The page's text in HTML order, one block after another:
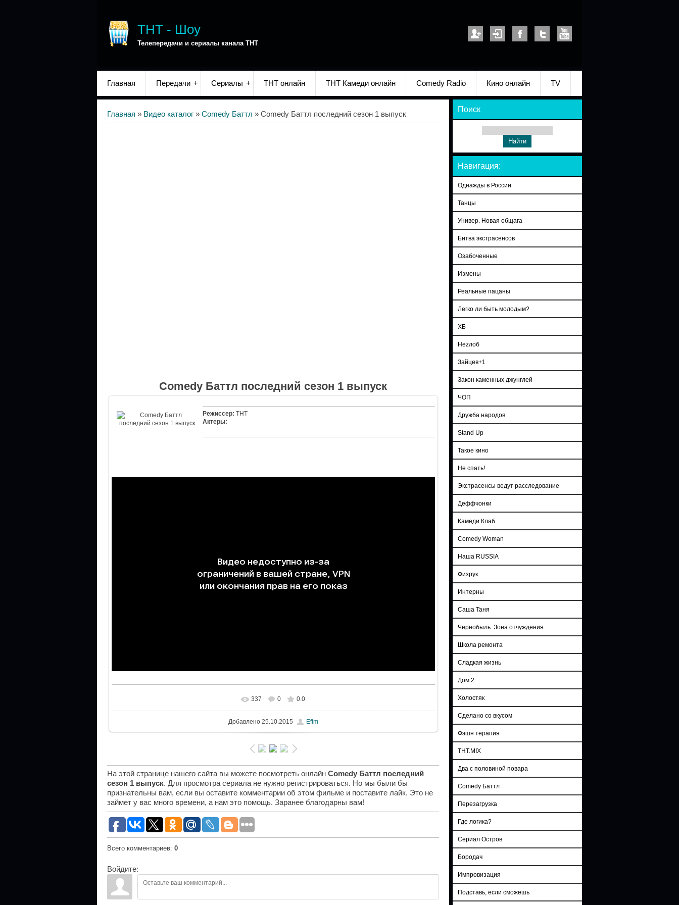
ТНТ - Шоу
Телепередачи и сериалы канала ТНТ
Главная Передачи Сериалы ТНТ онлайн ТНТ Камеди онлайн Comedy Radio Кино онлайн TV
Главная » Видео каталог » Comedy Баттл » Comedy Баттл последний сезон 1 выпуск
Comedy Баттл последний сезон 1 выпуск
Режиссер: ТНТ
Актеры:
337 0 0.0
Добавлено25.10.2015 Efim
На этой странице нашего сайта вы можете посмотреть онлайн Comedy Баттл последний
сезон 1 выпуск. Для просмотра сериала не нужно регистрироваться. Но мы были бы
признательны вам, если вы оставите комментарии об этом фильме и поставите лайк. Это не
займет у вас много времени, а нам это помощь. Заранее благодарны вам!
Всего комментариев: 0
Войдите:
Поиск
Навигация:
Однажды в России
Танцы
Универ. Новая общага
Битва экстрасенсов
Озабоченные
Измены
Реальные пацаны
Легко ли быть молодым?
ХБ
Неzлоб
Зайцев+1
Закон каменных джунглей
ЧОП
Дружба народов
Stand Up
Такое кино
Не спать!
Экстрасенсы ведут расследование
Деффчонки
Камеди Клаб
Comedy Woman
Наша RUSSIA
Физрук
Интерны
Саша Таня
Чернобыль. Зона отчуждения
Школа ремонта
Сладкая жизнь
Дом 2
Холостяк
Сделано со вкусом
Фэшн терапия
ТНТ.MIX
Два с половиной повара
Comedy Баттл
Перезагрузка
Где логика?
Сериал Остров
Бородач
Импровизация
Подставь, если сможешь